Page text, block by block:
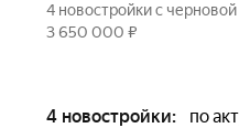
4 новостройки с
3 650 000 ₽
4 новостройки: по